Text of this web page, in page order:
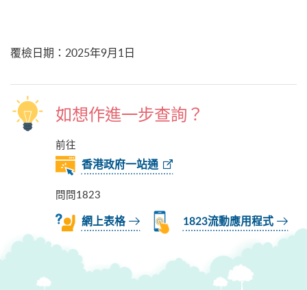
覆檢日期 ： 2025年9月1日
如想作進一步查詢？
前往
香港政府一站通
問問1823
網上表格 1823流動應用程式